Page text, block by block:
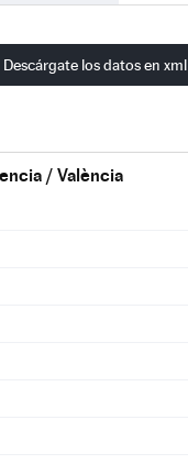
Descárgate los datos en xml
/ València